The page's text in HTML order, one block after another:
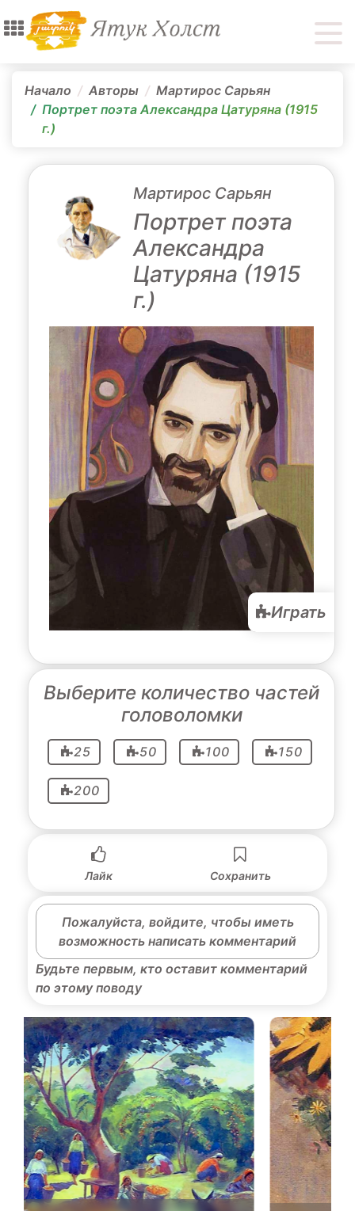
Начало Авторы
Мартирос Сарьян
Портрет поэта Александра Цатуряна (1915
г.)
Мартирос Сарьян
Портрет поэта
Александра
Цатуряна (1915
г.)
Играть
Выберите количество частей
головоломки
25 50 100 150
200
Лайк Сохранить
Пожалуйста, войдите, чтобы иметь
возможность написать комментарий
Будьте первым, кто оставит комментарий
по этому поводу